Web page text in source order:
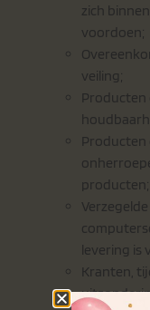
zich
voordoen;
veiling;
Producten
Producten
producten;
levering is
Kranten,